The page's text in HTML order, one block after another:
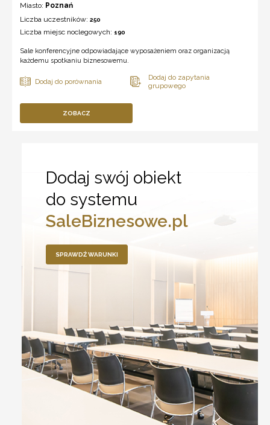
Miasto: Poznań
Liczba uczestników: 250
Liczba miejsc noclegowych: 190
Sale konferencyjne odpowiadające wyposażeniem oraz organizacją
każdemu spotkaniu biznesowemu.
ZOBACZ
Dodaj swój obiekt
do systemu
SaleBiznesowe.pl
SPRAWDŹ WARUNKI